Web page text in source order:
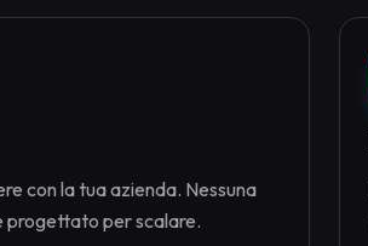
con la tua azienda. Nessuna
progettato per scalare.